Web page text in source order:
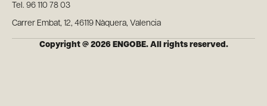
Tel. 96 110 78 03
Carrer Embat, 12, 46119 Nàquera, Valencia
Copyright @ 2026 ENGOBE. All rights reserved.